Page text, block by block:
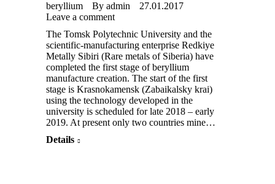
beryllium
By admin
27.01.2017
Leave a comment
The Tomsk Polytechnic University and the
scientific-manufacturing enterprise Redkiye
Metally Sibiri (Rare metals of Siberia) have
completed the first stage of beryllium
manufacture creation. The start of the first
stage is Krasnokamensk (Zabaikalsky krai)
using the technology developed in the
university is scheduled for late 2018 – early
2019. At present only two countries mine…
Details